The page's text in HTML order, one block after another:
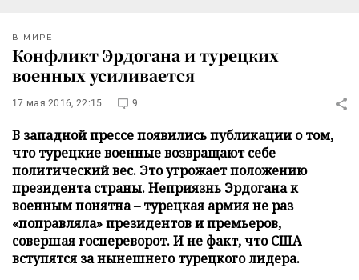
В МИРЕ
Конфликт Эрдогана и турецких
военных усиливается
17 мая 2016, 22:15 9
В западной прессе появились публикации о том,
что турецкие военные возвращают себе
политический вес. Это угрожает положению
президента страны. Неприязнь Эрдогана к
военным понятна – турецкая армия не раз
«поправляла» президентов и премьеров,
совершая госпереворот. И не факт, что США
вступятся за нынешнего турецкого лидера.